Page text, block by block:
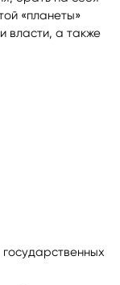
«планеты»
власти, а также